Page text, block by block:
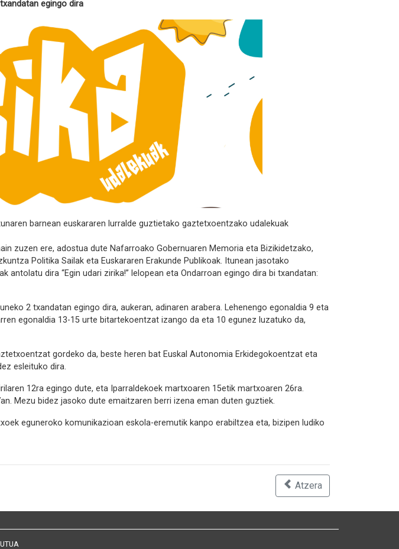
egingo dira
barnean euskararen lurralde guztietako gaztetxoentzako udalekuak
zuzen ere, adostua dute Nafarroako Gobernuaren Memoria eta Bizikidetzako,
Politika Sailak eta Euskararen Erakunde Publikoak. Itunean jasotako
dira “Egin udari zirika!” lelopean eta Ondarroan egingo dira bi txandatan:
2 txandatan egingo dira, aukeran, adinaren arabera. Lehenengo egonaldia 9 eta
egonaldia 13-15 urte bitartekoentzat izango da eta 10 egunez luzatuko da,
gordeko da, beste heren bat Euskal Autonomia Erkidegokoentzat eta
esleituko dira.
12ra egingo dute, eta Iparraldekoek martxoaren 15etik martxoaren 26ra.
Mezu bidez jasoko dute emaitzaren berri izena eman duten guztiek.
eguneroko komunikazioan eskola-eremutik kanpo erabiltzea eta, bizipen ludiko
Atzera